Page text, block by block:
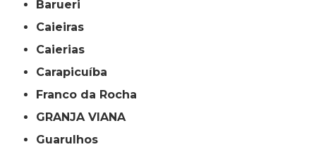
Barueri
Caieiras
Caierias
Carapicuíba
Franco da Rocha
GRANJA VIANA
Guarulhos